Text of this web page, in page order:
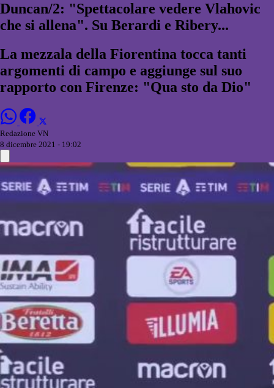
Duncan/2: "Spettacolare vedere Vlahovic
che si allena". Su Berardi e Ribery...
La mezzala della Fiorentina tocca tanti
argomenti di campo e aggiunge sul suo
rapporto con Firenze: "Qua sto da Dio"
Redazione VN
8 dicembre 2021 - 19:02